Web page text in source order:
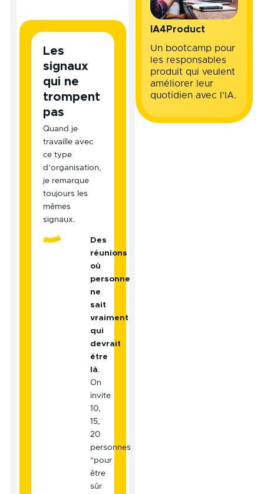
Les
signaux
qui ne
trompent
pas
Quand je
travaille avec
ce type
d’organisation,
je remarque
toujours les
mêmes
signaux.
Des
réunions
où
personne
ne
sait
vraiment
qui
devrait
être
là.
On
invite
10,
15,
20
personnes
“pour
être
sûr
IA4Product
Un bootcamp pour
les responsables
produit qui veulent
améliorer leur
quotidien avec l’IA.